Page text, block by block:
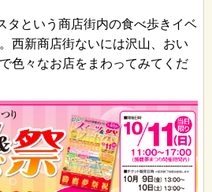
タという商店街内の食べ歩きイベ
西新商店街ないには沢山、おい
色々なお店をまわってみてくだ